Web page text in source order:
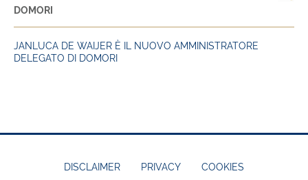
DOMORI
JANLUCA DE WAIJER È IL NUOVO AMMINISTRATORE
DELEGATO DI DOMORI
DISCLAIMER PRIVACY COOKIES